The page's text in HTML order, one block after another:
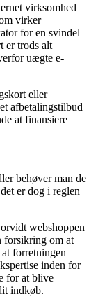
virksomhed
virker
for en svindel
er trods alt
uægte e-
eller
afbetalingstilbud
at finansiere
behøver man de
er dog i reglen
webshoppen
forsikring om at
forretningen
inden for
for at blive
indkøb.